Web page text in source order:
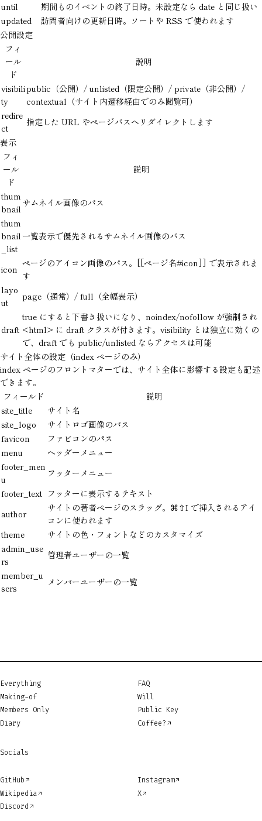
until
期間ものイベントの終了日時。未設定なら date と同じ扱い
updated
訪問者向けの更新日時。ソートや RSS で使われます
公開設定
フィ
ール
ド
説明
visibili
ty
public （公開）/unlisted （限定公開）/ private （非公開）/
contextual （サイト内遷移経由でのみ閲覧可）
redire
ct
指定した URL やページパスへリダイレクトします
表示
フィ
ール
ド
説明
thum
bnail
サムネイル画像のパス
thum
bnail
_list
一覧表示で優先されるサムネイル画像のパス
icon
ページのアイコン画像のパス。 [[ページ名#icon]] で表示されま
す
layo
ut
page （通常）/ full （全幅表示）
draft
true にすると下書き扱いになり、noindex/nofollow が強制され
<html> に draft クラスが付きます。 visibility とは独立に効くの
で、 draft でも public/unlisted ならアクセスは可能
サイト全体の設定（index ページのみ）
index ページのフロントマターでは、サイト全体に影響する設定も記述
できます。
フィールド
説明
site_title
サイト名
site_logo
サイトロゴ画像のパス
favicon
ファビコンのパス
menu
ヘッダーメニュー
footer_men
u
フッターメニュー
footer_text フッターに表示するテキスト
author
サイトの著者ページのスラッグ。 ⌘⇧I で挿入されるアイ
コンに使われます
theme
サイトの色・フォントなどのカスタマイズ
admin_use
rs
管理者ユーザーの一覧
member_u
sers
メンバーユーザーの一覧
Everything
Making-of
Members Only
Diary
FAQ
Will
Public Key
Coffee?
Socials
GitHub
Wikipedia
Discord
Instagram
X